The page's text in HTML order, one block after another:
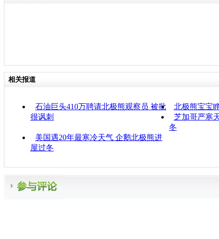
相关报道
石油巨头410万聘请北极熊观察员 被批
很讽刺
北极熊宝宝
芝加哥严寒
冬
美国遇20年最寒冷天气 企鹅北极熊进
屋过冬